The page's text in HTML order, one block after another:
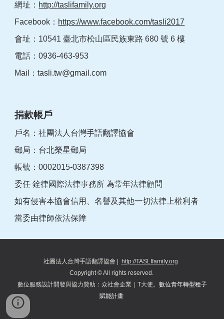
網址： http://taslifamily.org
Facebook： https://www.facebook.com/tasli2017
會址：10541 臺北市松山區民族東路 680 號 6 樓
電話：0936-463-953
Mail：tasli.tw@gmail.com
捐款帳戶
戶名：社團法人台灣手語翻譯協會
郵局：台北榮星郵局
帳號：0002015-0387398
委任 銓律國際法律事務所 為常年法律顧問
如有侵害本協會信用、名譽及其他一切法律上權利者
當委由律師依法保障
社團法人台灣手語翻譯協會
http://TASLIfamily.org
Copyright © All rights reserved.
數位服務設計開發與協力贊助 ： 众社會企業｜T大使。 數位青年轉型種子
賦能計畫